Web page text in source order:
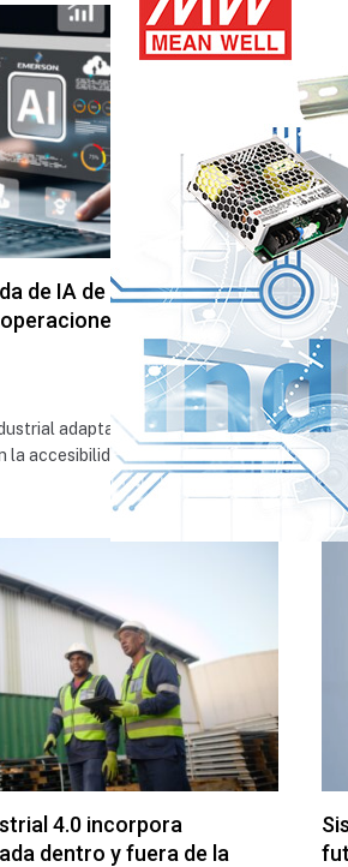
de IA de Emerson abre el
autónomas
adaptadas a sus
la accesibilidad y la confianza
2
•
de
4.0 incorpora
dentro y fuera de la